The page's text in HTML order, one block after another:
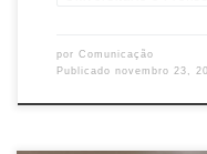
por Comunicação
Publicado novembro 23,